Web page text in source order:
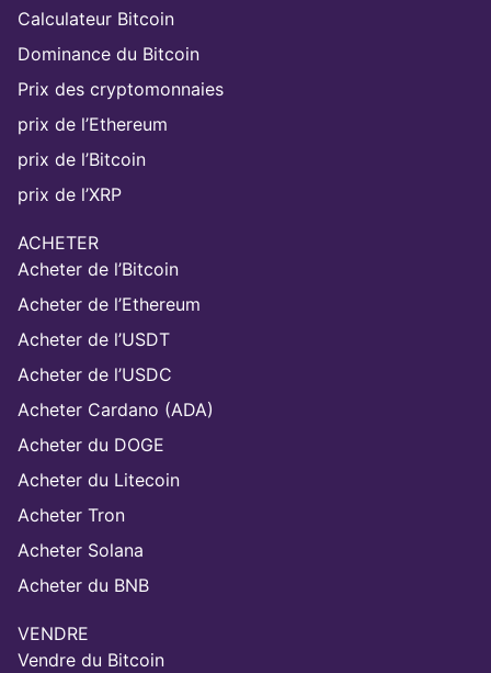
Calculateur Bitcoin
Dominance du Bitcoin
Prix des cryptomonnaies
prix de l’Ethereum
prix de l’Bitcoin
prix de l’XRP
ACHETER
Acheter de l’Bitcoin
Acheter de l’Ethereum
Acheter de l’USDT
Acheter de l’USDC
Acheter Cardano (ADA)
Acheter du DOGE
Acheter du Litecoin
Acheter Tron
Acheter Solana
Acheter du BNB
VENDRE
Vendre du Bitcoin